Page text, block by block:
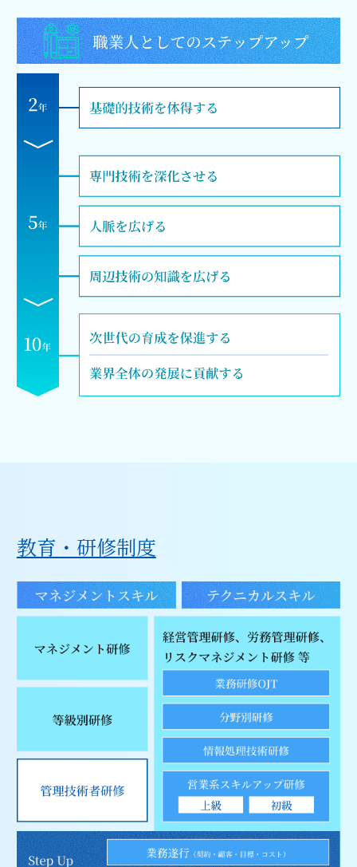
教育・研修制度